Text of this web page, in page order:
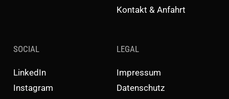
Kontakt & Anfahrt
SOCIAL
LinkedIn
Instagram
LEGAL
Impressum
Datenschutz